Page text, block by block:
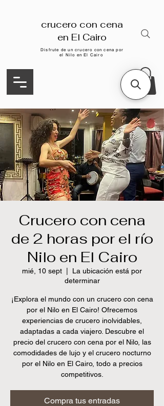
crucero con cena
en El Cairo
Disfrute de un crucero con cena por
el Nilo en El Cairo
Crucero con cena
de 2 horas por el río
Nilo en El Cairo
mié, 10 sept
La ubicación está por
determinar
¡Explora el mundo con un crucero con cena
por el Nilo en El Cairo! Ofrecemos
experiencias de crucero inolvidables,
adaptadas a cada viajero. Descubre el
precio del crucero con cena por el Nilo, las
comodidades de lujo y el crucero nocturno
por el Nilo en El Cairo, todo a precios
competitivos.
Compra tus entradas